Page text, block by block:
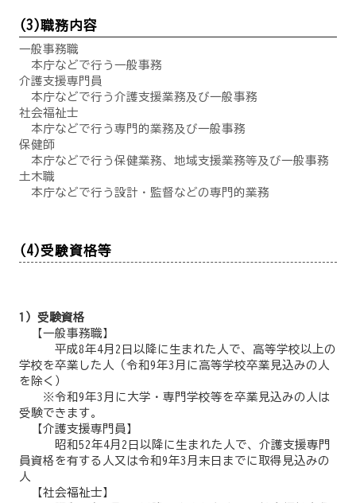
(3)職務内容
一般事務職
本庁などで行う一般事務
介護支援専門員
本庁などで行う介護支援業務及び一般事務
社会福祉士
本庁などで行う専門的業務及び一般事務
保健師
本庁などで行う保健業務、地域支援業務等及び一般事務
土木職
本庁などで行う設計・監督などの専門的業務
(4)受験資格等
1）受験資格
【一般事務職】
平成8年4月2日以降に生まれた人で、高等学校以上の
学校を卒業した人（令和9年3月に高等学校卒業見込みの人
を除く）
※令和9年3月に大学・専門学校等を卒業見込みの人は
受験できます。
【介護支援専門員】
昭和52年4月2日以降に生まれた人で、介護支援専門
員資格を有する人又は令和9年3月末日までに取得見込みの
人
【社会福祉士】